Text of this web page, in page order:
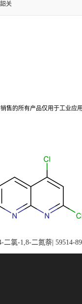
韶关
售的所有产品仅用于工业
二氯-1,8-二氮萘| 59514-